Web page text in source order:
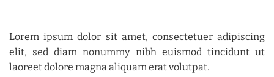
Lorem ipsum dolor sit amet, consectetuer adipiscing
elit, sed diam nonummy nibh euismod tincidunt ut
laoreet dolore magna aliquam erat volutpat.